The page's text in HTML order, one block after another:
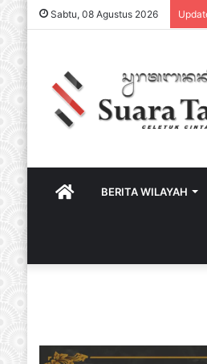
Sabtu, 08 Agustus 2026
HOMEBERITA WILAYAH